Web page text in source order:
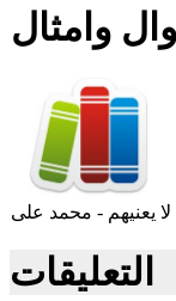
يعنيهم - محمد على
التعليقات